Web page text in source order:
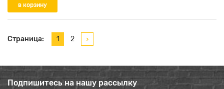
Страница: 1 2
Подпишитесь на нашу рассылку